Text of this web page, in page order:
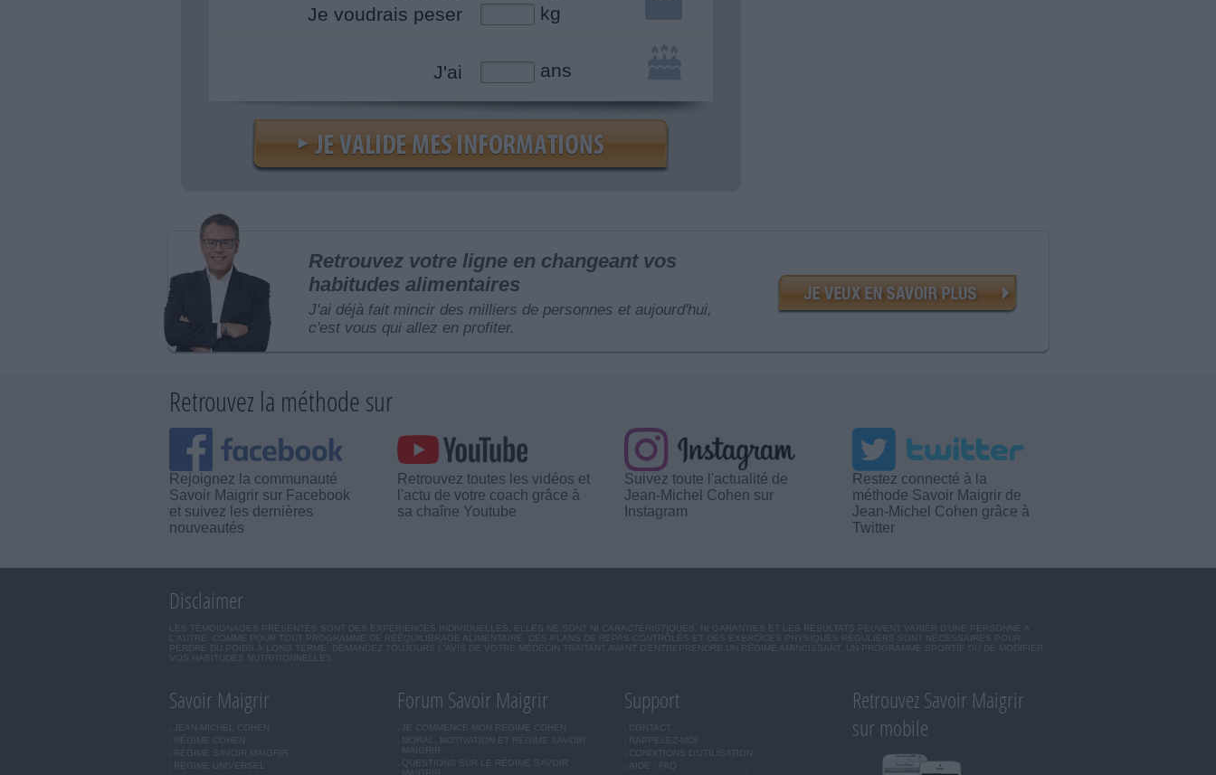
Je voudrais peser
kg
J'ai ans
Retrouvez votre ligne en changeant vos
habitudes alimentaires
J'ai déjà fait mincir des milliers de personnes et aujourd'hui,
c'est vous qui allez en profiter.
Retrouvez la méthode sur
Rejoignez la communauté
Savoir Maigrir sur Facebook
et suivez les dernières
nouveautés
Retrouvez toutes les vidéos et
l'actu de votre coach grâce à
sa chaîne Youtube
Suivez toute l'actualité de
Jean-Michel Cohen sur
Instagram
Restez connecté à la
méthode Savoir Maigrir de
Jean-Michel Cohen grâce à
Twitter
Disclaimer
LES TÉMOIGNAGES PRÉSENTÉS SONT DES EXPÉRIENCES INDIVIDUELLES. ELLES NE SONT NI CARACTÉRISTIQUES, NI GARANTIES ET LES RÉSULTATS PEUVENT VARIER D'UNE PERSONNE A
L'AUTRE. COMME POUR TOUT PROGRAMME DE RÉÉQUILIBRAGE ALIMENTAIRE, DES PLANS DE REPAS CONTRÔLÉS ET DES EXERCICES PHYSIQUES RÉGULIERS SONT NÉCESSAIRES POUR
PERDRE DU POIDS À LONG TERME. DEMANDEZ TOUJOURS L'AVIS DE VOTRE MÉDECIN TRAITANT AVANT D'ENTREPRENDRE UN RÉGIME AMINCISSANT, UN PROGRAMME SPORTIF OU DE MODIFIER
VOS HABITUDES NUTRITIONNELLES.
Savoir Maigrir
JEAN-MICHEL COHEN
RÉGIME COHEN
RÉGIME SAVOIR MAIGRIR
RÉGIME UNIVERSEL
Forum Savoir Maigrir
JE COMMENCE MON RÉGIME COHEN
MORAL, MOTIVATION ET RÉGIME SAVOIR
MAIGRIR
QUESTIONS SUR LE RÉGIME SAVOIR
MAIGRIR
Support
CONTACT
RAPPELEZ-MOI
CONDITIONS D'UTILISATION
AIDE - FAQ
Retrouvez Savoir Maigrir
sur mobile